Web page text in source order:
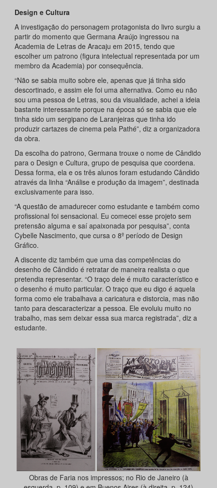
Design e Cultura
A investigação do personagem protagonista do livro surgiu a
partir do momento que Germana Araújo ingressou na
Academia de Letras de Aracaju em 2015, tendo que
escolher um patrono (figura intelectual representada por um
membro da Academia) por consequência.
“Não se sabia muito sobre ele, apenas que já tinha sido
descortinado, e assim ele foi uma alternativa. Como eu não
sou uma pessoa de Letras, sou da visualidade, achei a ideia
bastante interessante porque na época só se sabia que ele
tinha sido um sergipano de Laranjeiras que tinha ido
produzir cartazes de cinema pela Pathé”, diz a organizadora
da obra.
Da escolha do patrono, Germana trouxe o nome de Cândido
para o Design e Cultura, grupo de pesquisa que coordena.
Dessa forma, ela e os três alunos foram estudando Cândido
através da linha “Análise e produção da imagem”, destinada
exclusivamente para isso.
“A questão de amadurecer como estudante e também como
profissional foi sensacional. Eu comecei esse projeto sem
pretensão alguma e saí apaixonada por pesquisa”, conta
Cybelle Nascimento, que cursa o 8º período de Design
Gráfico.
A discente diz também que uma das competências do
desenho de Cândido é retratar de maneira realista o que
pretendia representar. “O traço dele é muito característico e
o desenho é muito particular. O traço que eu digo é aquela
forma como ele trabalhava a caricatura e distorcia, mas não
tanto para descaracterizar a pessoa. Ele evoluiu muito no
trabalho, mas sem deixar essa sua marca registrada”, diz a
estudante.
Obras de Faria nos impressos; no Rio de Janeiro (à